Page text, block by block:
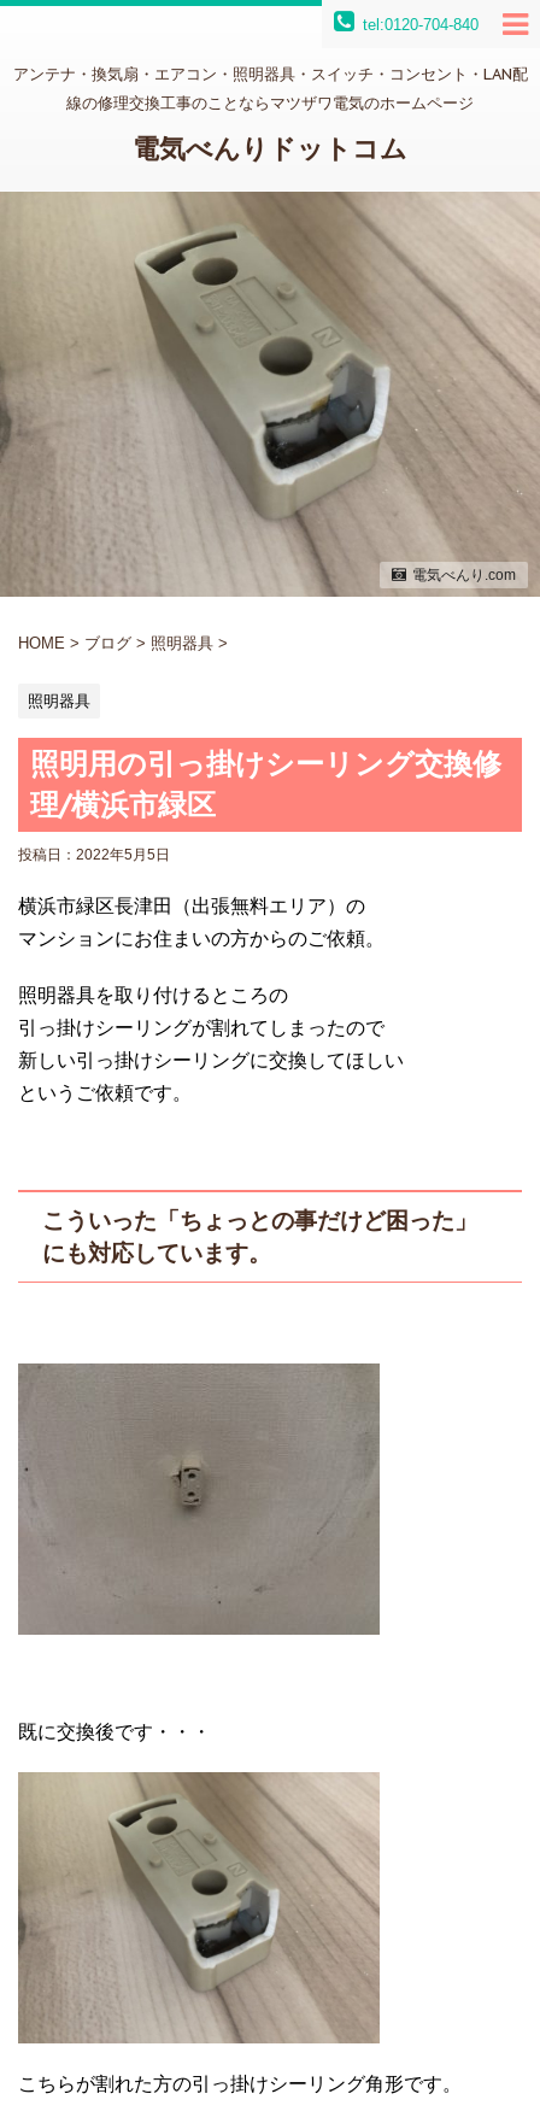
tel:0120-704-840
アンテナ・換気扇・エアコン・照明器具・スイッチ・コンセント・LAN配
線の修理交換工事のことならマツザワ電気のホームページ
電気べんりドットコム
電気べんり.com
HOME > ブログ > 照明器具 >
照明器具
照明用の引っ掛けシーリング交換修
理/横浜市緑区
投稿日： 2022年5月5日
横浜市緑区長津田（出張無料エリア）の
マンションにお住まいの方からのご依頼。
照明器具を取り付けるところの
引っ掛けシーリングが割れてしまったので
新しい引っ掛けシーリングに交換してほしい
というご依頼です。
こういった「ちょっとの事だけど困った」
にも対応しています。
既に交換後です・・・
こちらが割れた方の引っ掛けシーリング角形です。